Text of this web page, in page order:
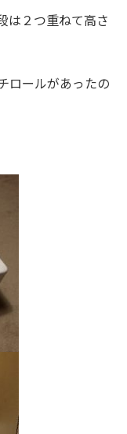
は２つ重ねて高さ
ロールがあったの